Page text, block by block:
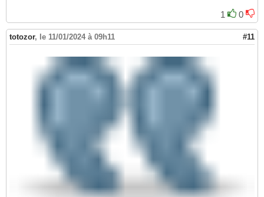
1 0
totozor, le 11/01/2024 à 09h11 #11